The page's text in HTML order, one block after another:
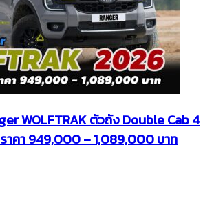
WOLFTRAK ตัวถัง Double Cab 4
าคา 949,000 – 1,089,000 บาท